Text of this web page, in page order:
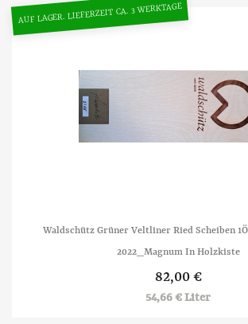
Waldschütz Grüner Veltliner Ried Scheiben
2022_Magnum In Holzkiste
82,00 €
54,66 € Liter
AUF LAGER. LIEFERZEIT CA. 3 WERKTAGE